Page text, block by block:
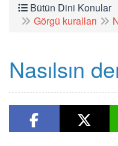
Bütün Dini Konular
Görgü kuralları
Nasılsın